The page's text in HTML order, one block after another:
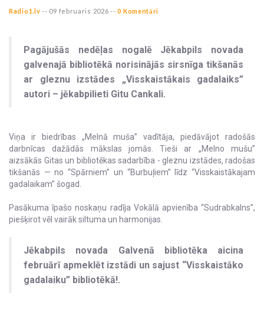
Radio1.lv -- 09 februaris 2026 -- 0 Komentāri
Pagājušās nedēļas nogalē Jēkabpils novada
galvenajā bibliotēkā norisinājās sirsnīga tikšanās
ar gleznu izstādes „Visskaistākais gadalaiks”
autori – jēkabpilieti Gitu Cankali.
Viņa ir biedrības „Melnā muša” vadītāja, piedāvājot radošās
darbnīcas dažādās mākslas jomās. Tieši ar „Melno mušu”
aizsākās Gitas un bibliotēkas sadarbība - gleznu izstādes, radošas
tikšanās — no “Spārniem” un “Burbuļiem” līdz “Visskaistākajam
gadalaikam” šogad.
Pasākuma īpašo noskaņu radīja Vokālā apvienība “Sudrabkalns”,
piešķirot vēl vairāk siltuma un harmonijas.
Jēkabpils novada Galvenā bibliotēka aicina
februārī apmeklēt izstādi un sajust “Visskaistāko
gadalaiku” bibliotēkā!.